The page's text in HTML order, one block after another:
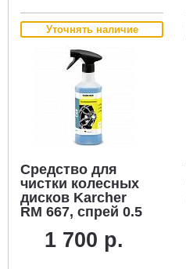
Уточнять наличие
Средство для
чистки колесных
дисков Karcher
RM 667, спрей 0.5
1 700 р.